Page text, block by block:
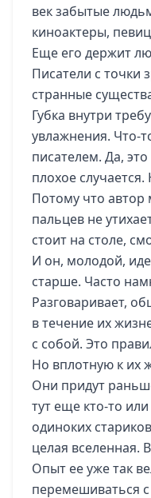
век забытые
киноактеры,
Еще его держит
Писатели с точки
странные
Губка внутри
увлажнения. Что-
писателем. Да,
плохое
Потому что автор
пальцев не
стоит на столе,
И он, молодой,
старше. Часто
Разговаривает,
в течение их
с собой. Это
Но вплотную к их
Они придут
тут еще кто-то
одиноких
целая вселенная.
Опыт ее уже так
перемешиваться